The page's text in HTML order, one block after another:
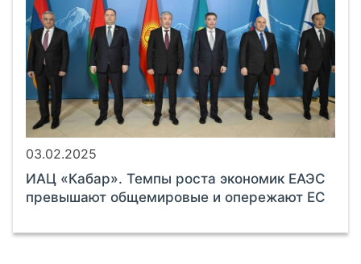
03.02.2025
ИАЦ «Кабар». Темпы роста экономик ЕАЭС
превышают общемировые и опережают ЕС